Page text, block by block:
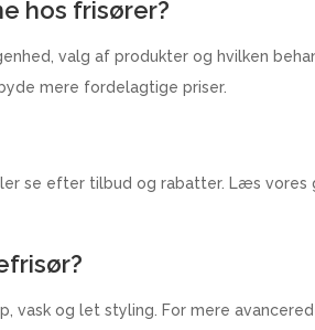
hos frisører?
valg af produkter og hvilken
mere fordelagtige priser.
se efter tilbud og rabatter. Læs
vask og let styling. For mere